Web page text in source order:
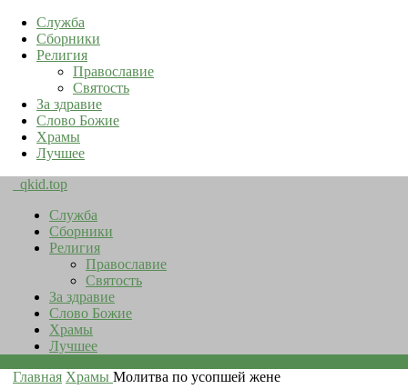
Служба
Сборники
Религия
Православие
Святость
За здравие
Слово Божие
Храмы
Лучшее
qkid.top
Служба
Сборники
Религия
Православие
Святость
За здравие
Слово Божие
Храмы
Лучшее
Главная Храмы Молитва по усопшей жене